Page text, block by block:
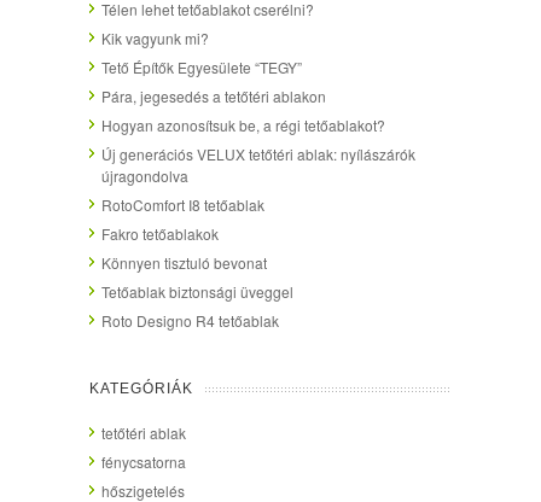
Télen lehet tetőablakot cserélni?
Kik vagyunk mi?
Tető Építők Egyesülete “TEGY”
Pára, jegesedés a tetőtéri ablakon
Hogyan azonosítsuk be, a régi tetőablakot?
Új generációs VELUX tetőtéri ablak: nyílászárók
újragondolva
RotoComfort I8 tetőablak
Fakro tetőablakok
Könnyen tisztuló bevonat
Tetőablak biztonsági üveggel
Roto Designo R4 tetőablak
KATEGÓRIÁK
tetőtéri ablak
fénycsatorna
hőszigetelés